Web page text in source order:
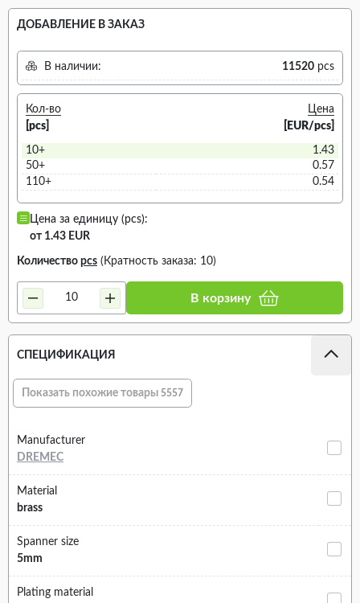
ДОБАВЛЕНИЕ В ЗАКАЗ
В наличии: 11520 pcs
Кол-во
[pcs]
Цена
[EUR/pcs]
10+
1.43
50+
0.57
110+
0.54
Цена за единицу (pcs):
от 1.43 EUR
Количество pcs (Кратность заказа: 10)
В корзину
СПЕЦИФИКАЦИЯ
Показать похожие товары 5557
Manufacturer
DREMEC
Material
brass
Spanner size
5mm
Plating material